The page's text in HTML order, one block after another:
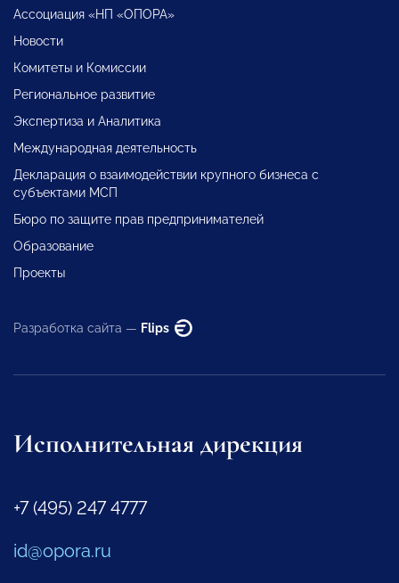
Ассоциация «НП «ОПОРА»
Новости
Комитеты и Комиссии
Региональное развитие
Экспертиза и Аналитика
Международная деятельность
Декларация о взаимодействии крупного бизнеса с
субъектами МСП
Бюро по защите прав предпринимателей
Образование
Проекты
Разработка сайта — Flips
Исполнительная дирекция
+7 (495) 247 4777
id@opora.ru